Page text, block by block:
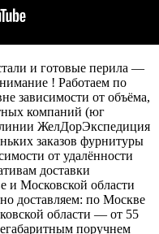
и готовые перила —
! Работаем по
зависимости от объёма,
компаний (юг
ЖелДорЭкспедиция
заказов фурнитуры
от удалённости
доставки
и Московской области
доставляем: по Москве
области — от 55
поручнем